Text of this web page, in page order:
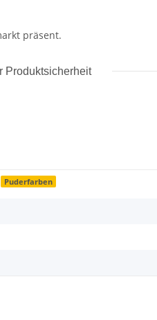
präsent.
Produktsicherheit
Puderfarben